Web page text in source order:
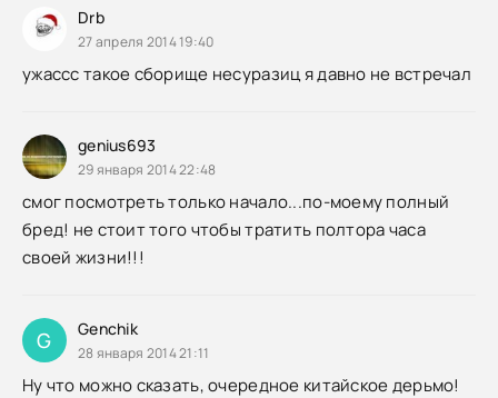
Drb
27 апреля 2014 19:40
ужассс такое сборище несуразиц я давно не встречал
genius693
29 января 2014 22:48
смог посмотреть только начало...по-моему полный
бред! не стоит того чтобы тратить полтора часа
своей жизни!!!
G Genchik
28 января 2014 21:11
Ну что можно сказать, очередное китайское дерьмо!